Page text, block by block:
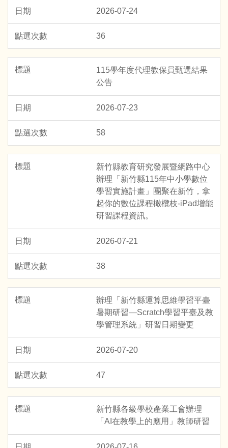
2026-07-24
36
115學年度代理教保員甄選結果
公告
2026-07-23
58
新竹縣教育研究發展暨網路中心
辦理「新竹縣115年中小學數位
學習實施計畫」團聚在新竹，拿
起你的數位課程橄欖枝-iPad增能
研習課程資訊。
2026-07-21
38
辦理「新竹縣運算思維學習平臺
暑期研習—Scratch學習平臺及教
學管理系統」研習日期變更
2026-07-20
47
新竹縣各級學校產業工會辦理
「AI在教學上的應用」教師研習